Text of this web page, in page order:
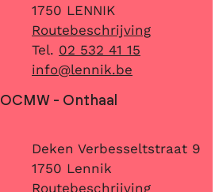
,1750 LENNIK
Routebeschrijving
02 532 41 15
E-mailinfo@lennik.be
OCMW - Onthaal
AdresDeken Verbesseltstraat 9
,1750 Lennik
Routebeschrijving